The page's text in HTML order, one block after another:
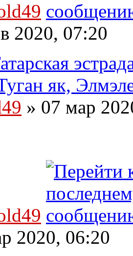
2020, 07:20
як,
» 07 мар
2020, 06:20